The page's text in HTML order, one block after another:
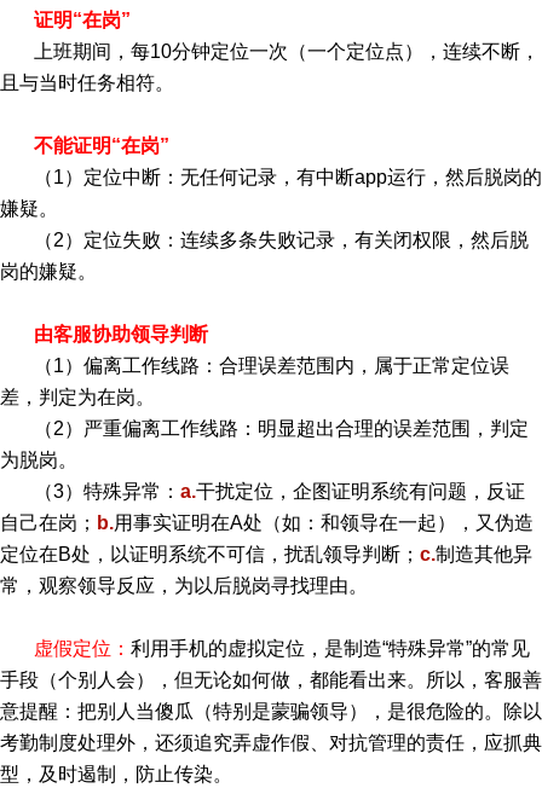
证明“在岗”
上班期间，每10分钟定位一次（一个定位点），连续不断，
且与当时任务相符。
不能证明“在岗”
（1）定位中断：无任何记录，有中断app运行，然后脱岗的
嫌疑。
（2）定位失败：连续多条失败记录，有关闭权限，然后脱
岗的嫌疑。
由客服协助领导判断
（1）偏离工作线路：合理误差范围内，属于正常定位误
差，判定为在岗。
（2）严重偏离工作线路：明显超出合理的误差范围，判定
为脱岗。
（3）特殊异常： a.干扰定位，企图证明系统有问题，反证
自己在岗； b.用事实证明在A处（如：和领导在一起），又伪造
定位在B处，以证明系统不可信，扰乱领导判断； c.制造其他异
常，观察领导反应，为以后脱岗寻找理由。
虚假定位： 利用手机的虚拟定位，是制造“特殊异常”的常见
手段（个别人会），但无论如何做，都能看出来。所以，客服善
意提醒：把别人当傻瓜（特别是蒙骗领导），是很危险的。除以
考勤制度处理外，还须追究弄虚作假、对抗管理的责任，应抓典
型，及时遏制，防止传染。